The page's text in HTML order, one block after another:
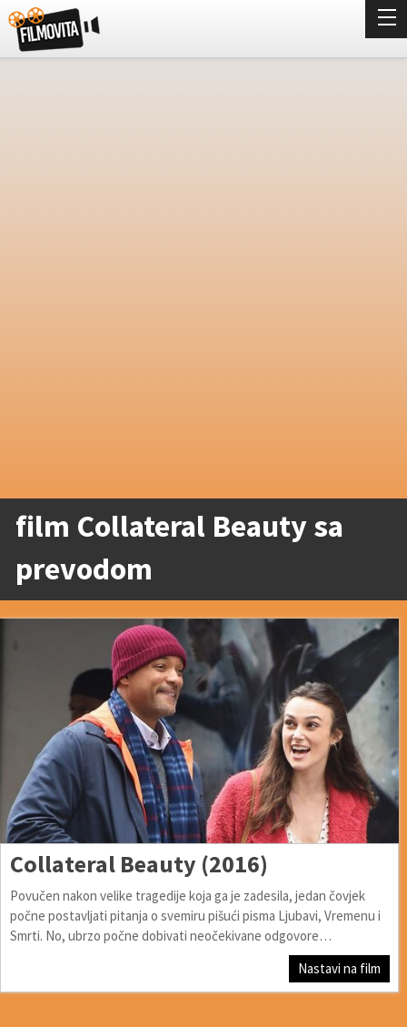
film Collateral Beauty sa
prevodom
Collateral Beauty (2016)
Povučen nakon velike tragedije koja ga je zadesila, jedan čovjek
počne postavljati pitanja o svemiru pišući pisma Ljubavi, Vremenu i
Smrti. No, ubrzo počne dobivati neočekivane odgovore…
Nastavi na film